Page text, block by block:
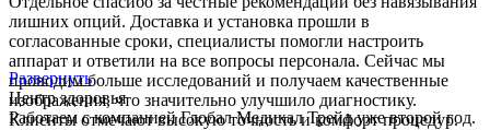
лишних опций. Доставка и установка прошли в
согласованные сроки, специалисты помогли настроить
аппарат и ответили на все вопросы персонала. Сейчас мы
проводим больше исследований и получаем качественные
изображения, что значительно улучшило диагностику.
Клиенты отмечают высокую точность и комфорт процедур.
Развернуть
Центр здоровья
Работаем с компанией Глобал Медикал Трейд уже второй год.